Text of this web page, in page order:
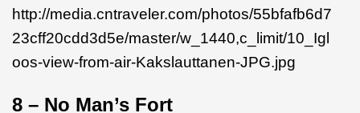
http://media.cntraveler.com/photos/55bfafb6d7
23cff20cdd3d5e/master/w_1440,c_limit/10_Igl
oos-view-from-air-Kakslauttanen-JPG.jpg
8 – No Man’s Fort